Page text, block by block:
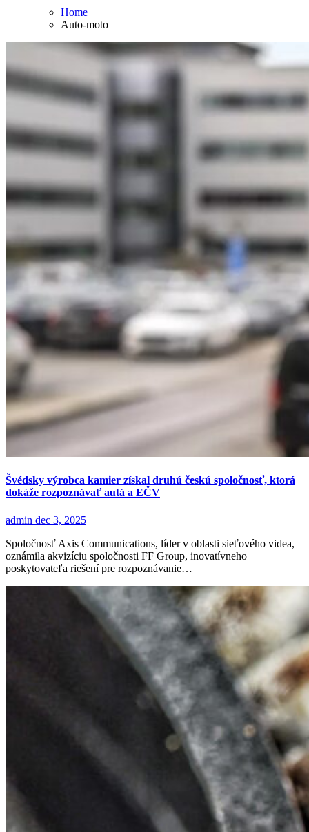
Home
Auto-moto
Švédsky výrobca kamier získal druhú českú spoločnosť, ktorá
dokáže rozpoznávať autá a EČV
admin dec 3, 2025
Spoločnosť Axis Communications, líder v oblasti sieťového videa,
oznámila akvizíciu spoločnosti FF Group, inovatívneho
poskytovateľa riešení pre rozpoznávanie…